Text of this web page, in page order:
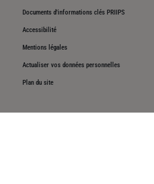
Documents d'informations clés PRIIPS
Accessibilité
Mentions légales
Actualiser vos données personnelles
Plan du site